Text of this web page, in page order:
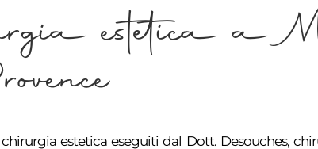
estetica a
estetica eseguiti dal Dott. Desouches,